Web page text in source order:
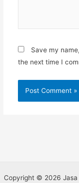
Save my
the next time I
Copyright © 2026 Jasa